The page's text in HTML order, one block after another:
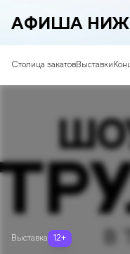
АФИША
Столица закатовВыставки
Выставка 12+